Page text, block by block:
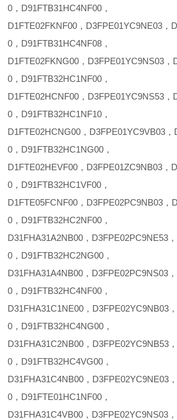
0，D91FTB31HC4NF00，
D1FTE02FKNF00，D3FPE01YC9NE03，
0，D91FTB31HC4NF08，
D1FTE02FKNG00，D3FPE01YC9NS03，
0，D91FTB32HC1NF00，
D1FTE02HCNF00，D3FPE01YC9NS53，
0，D91FTB32HC1NF10，
D1FTE02HCNG00，D3FPE01YC9VB03
0，D91FTB32HC1NG00，
D1FTE02HEVF00，D3FPE01ZC9NB03，
0，D91FTB32HC1VF00，
D1FTE05FCNF00，D3FPE02PC9NB03，
0，D91FTB32HC2NF00，
D31FHA31A2NB00，D3FPE02PC9NE53
0，D91FTB32HC2NG00，
D31FHA31A4NB00，D3FPE02PC9NS03
0，D91FTB32HC4NF00，
D31FHA31C1NE00，D3FPE02YC9NB03
0，D91FTB32HC4NG00，
D31FHA31C2NB00，D3FPE02YC9NB53
0，D91FTB32HC4VG00，
D31FHA31C4NB00，D3FPE02YC9NE03
0，D91FTE01HC1NF00，
D31FHA31C4VB00，D3FPE02YC9NS03